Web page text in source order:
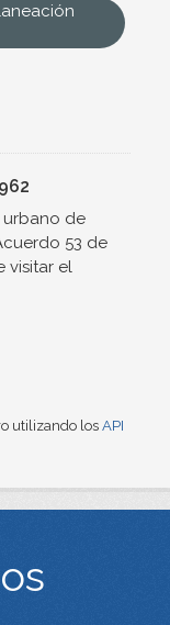
urbano de
53 de
visitar el
utilizando los API